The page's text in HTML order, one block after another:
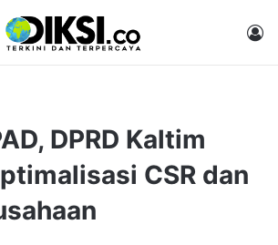
DPRD Kaltim
CSR dan